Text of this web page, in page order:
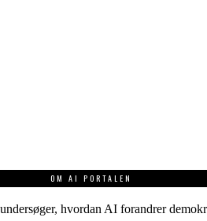
OM AI PORTALEN
hvordan AI forandrer